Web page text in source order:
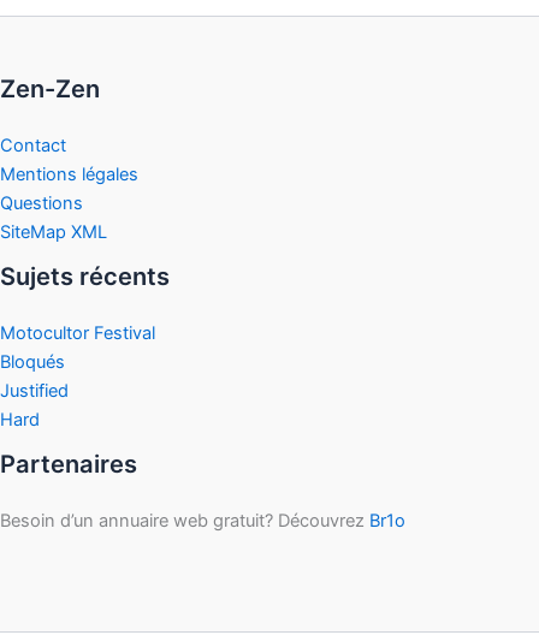
Zen-Zen
Contact
Mentions légales
Questions
SiteMap XML
Sujets récents
Motocultor Festival
Bloqués
Justified
Hard
Partenaires
Besoin d’un annuaire web gratuit? Découvrez Br1o